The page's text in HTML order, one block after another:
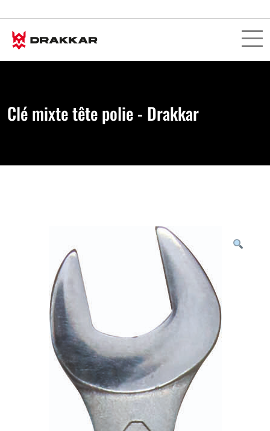
Clé mixte tête polie - Drakkar